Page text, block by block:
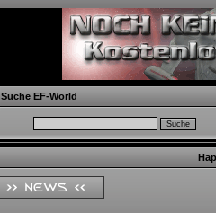
Suche EF-World